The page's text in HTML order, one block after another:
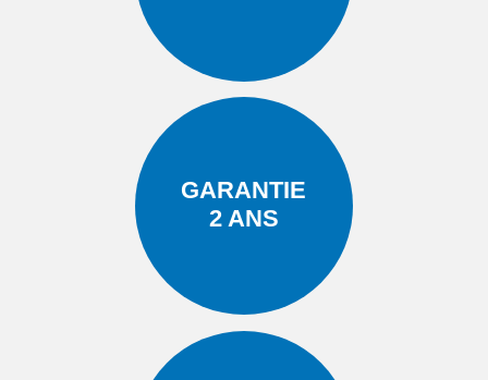
GARANTIE
2 ANS